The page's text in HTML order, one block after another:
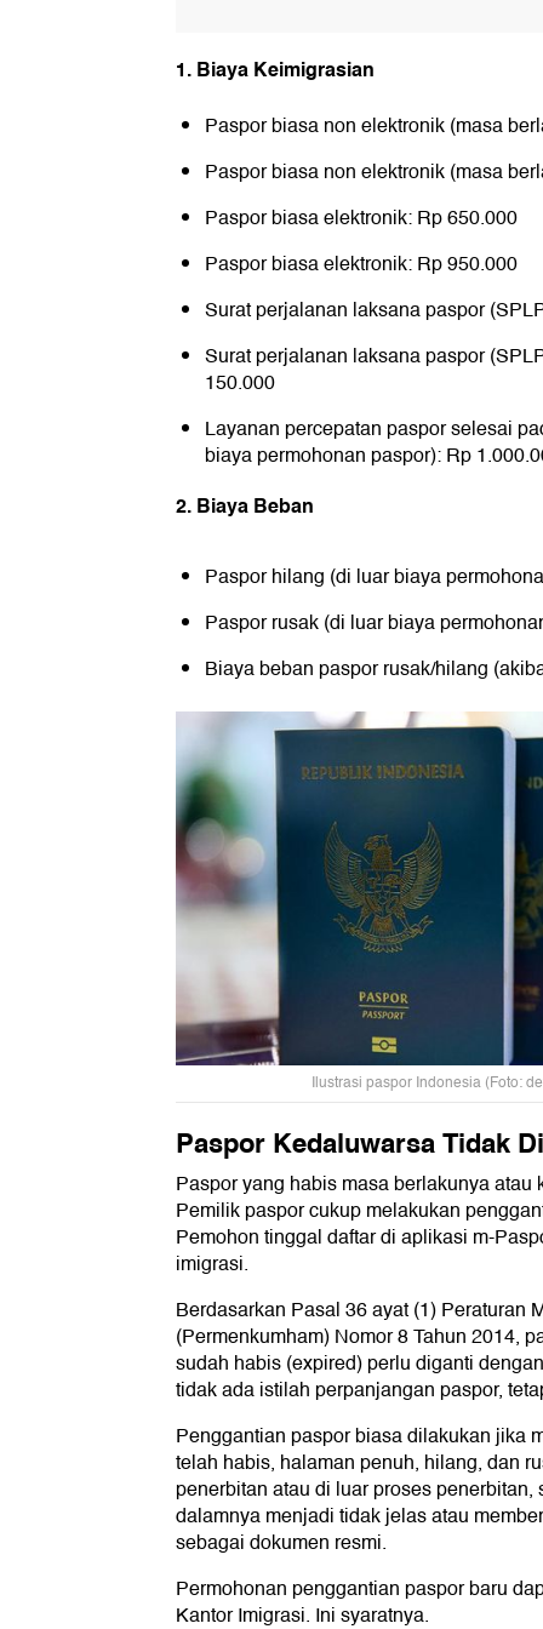
1. Biaya Keimigrasian
Paspor biasa non elektronik (masa
Paspor biasa non elektronik (masa
Paspor biasa elektronik: Rp 650.000
Paspor biasa elektronik: Rp 950.000
Surat perjalanan laksana paspor
Surat perjalanan laksana paspor
150.000
Layanan percepatan paspor selesai
biaya permohonan paspor): Rp
2. Biaya Beban
Paspor hilang (di luar biaya
Paspor rusak (di luar biaya
Biaya beban paspor rusak/hilang
Ilustrasi paspor Indonesia (Foto:
Paspor Kedaluwarsa Tidak
Paspor yang habis masa berlakunya
Pemilik paspor cukup melakukan
Pemohon tinggal daftar di aplikasi m-
imigrasi.
Berdasarkan Pasal 36 ayat (1) Peraturan
(Permenkumham) Nomor 8 Tahun 2014,
sudah habis (expired) perlu diganti
tidak ada istilah perpanjangan paspor,
Penggantian paspor biasa dilakukan jika
telah habis, halaman penuh, hilang, dan
penerbitan atau di luar proses
dalamnya menjadi tidak jelas atau
sebagai dokumen resmi.
Permohonan penggantian paspor baru
Kantor Imigrasi. Ini syaratnya.